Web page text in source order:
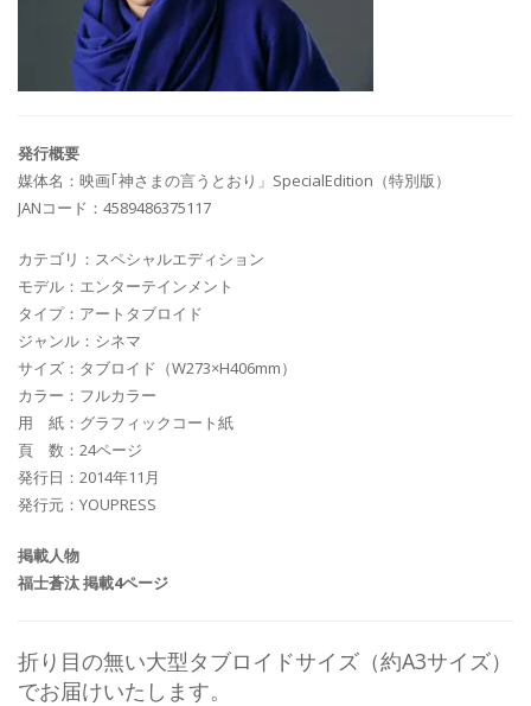
発行概要
媒体名：映画｢神さまの言うとおり」SpecialEdition（特別版）
JANコード：4589486375117
カテゴリ：スペシャルエディション
モデル：エンターテインメント
タイプ：アートタブロイド
ジャンル：シネマ
サイズ：タブロイド（W273×H406mm）
カラー：フルカラー
用 紙：グラフィックコート紙
頁 数：24ページ
発行日：2014年11月
発行元：YOUPRESS
掲載人物
福士蒼汰 掲載4ページ
折り目の無い大型タブロイドサイズ（約A3サイズ）
でお届けいたします。